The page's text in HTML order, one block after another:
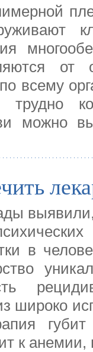
от
всему
трудно
можно
в
широко
к